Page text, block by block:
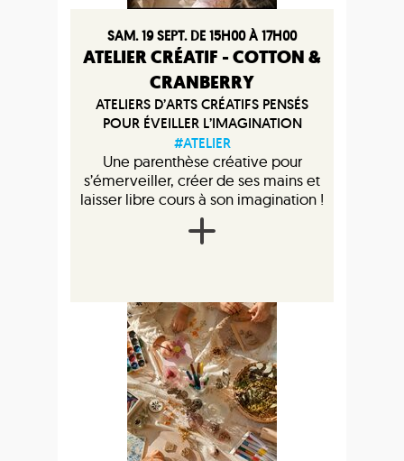
SAM. 19 SEPT. DE 15H00 À 17H00
ATELIER CRÉATIF - COTTON &
CRANBERRY
ATELIERS D’ARTS CRÉATIFS PENSÉS
POUR ÉVEILLER L’IMAGINATION
#ATELIER
Une parenthèse créative pour
s’émerveiller, créer de ses mains et
laisser libre cours à son imagination !